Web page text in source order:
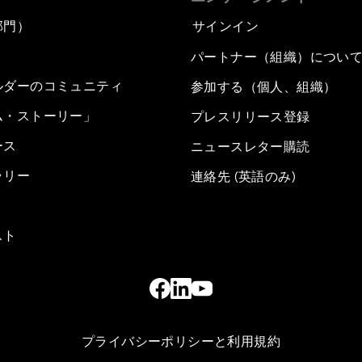
）
ーのコミュニティ
ストーリー」
リー
サインイン
パートナー（組織）につい
参加する（個人、組織）
プレスリリース登録
ニュースレター購読
連絡先 (英語のみ)
プライバシーポリシーと利用規約